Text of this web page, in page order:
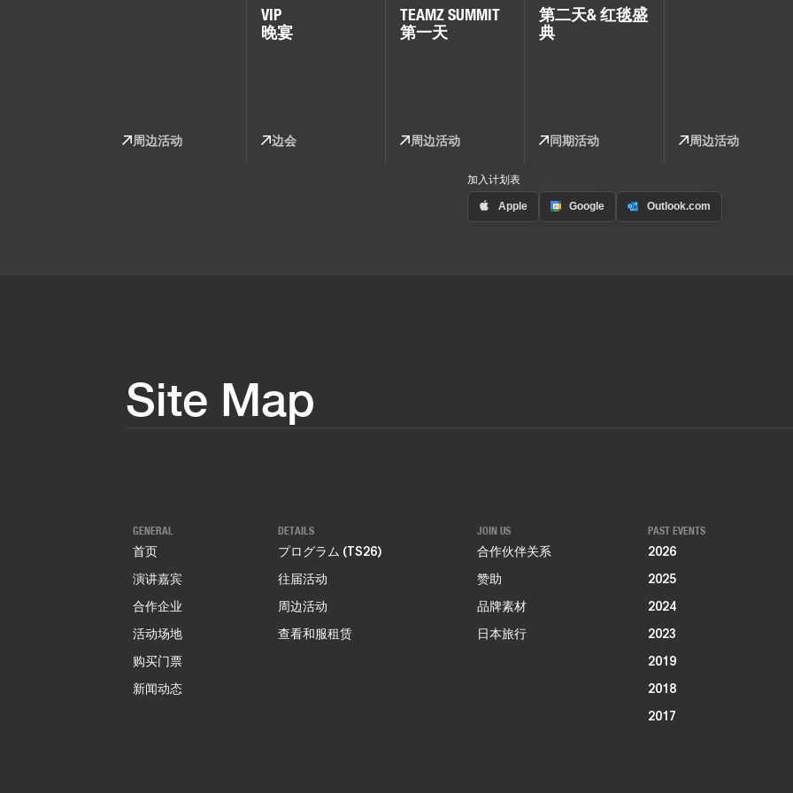
周边活动
VIP
晚宴
边会
TEAMZ SUMMIT
第一天
周边活动
第二天& 红毯盛
典
同期活动 周边活动
加入计划表
Site Map
GENERAL
首页
演讲嘉宾
合作企业
活动场地
购买门票
新闻动态
DETAILS
プログラム (TS26)
往届活动
周边活动
查看和服租赁
JOIN US
合作伙伴关系
赞助
品牌素材
日本旅行
PAST EVENTS
2026
2025
2024
2023
2019
2018
2017